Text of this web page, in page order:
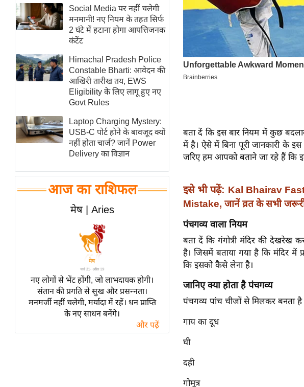
फिटनेस मंत्रा
रिलेशनशिप
राजनीति
विश्लेषण
समसामयिक
मातृभूमि
एम.
आर.
आई.
समीक्षा
धर्म
ज्योतिष
त्योहार
राशिफल
विशेष
Social Media पर नहीं चलेगी
मनमानी! नए नियम के तहत सिर्फ
2 घंटे में हटाना होगा आपत्तिजनक
कंटेंट
Himachal Pradesh Police
Constable Bharti: आवेदन की
आखिरी तारीख तय, EWS
Eligibility के लिए लागू हुए नए
Govt Rules
Laptop Charging Mystery:
USB-C पोर्ट होने के बावजूद क्यों
नहीं होता चार्ज? जानें Power
Delivery का विज्ञान
आज का राशिफल
मेष | Aries
नए लोगों से भेंट होंगी, जो लाभदायक होगी।
संतान की प्रगति से सुख और प्रसन्नता।
मनमर्जी नहीं चलेगी, मर्यादा में रहें। धन प्राप्ति
के नए साधन बनेंगे।
और पढ़ें
बता दें कि इस बार नियम में कुछ
में है। ऐसे में बिना पूरी जानकारी के
जरिए हम आपको बताने जा रहे हैं कि
इसे भी पढ़ें: Kal Bhairav
Mistake, जानें व्रत के सभी
पंचगव्य वाला नियम
बता दें कि गंगोत्री मंदिर की देखरेख
है। जिसमें बताया गया है कि मंदिर में
कि इसको कैसे लेना है।
जानिए क्या होता है पंचगव्य
पंचगव्य पांच चीजों से मिलकर बनता है
गाय का दूध
घी
दही
गोमूत्र